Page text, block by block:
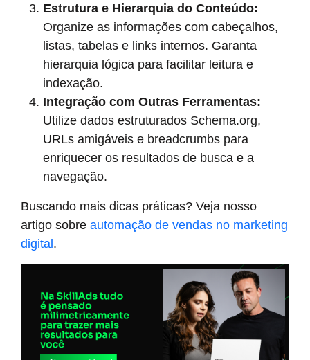
Estrutura e Hierarquia do Conteúdo:
Organize as informações com cabeçalhos,
listas, tabelas e links internos. Garanta
hierarquia lógica para facilitar leitura e
indexação.
Integração com Outras Ferramentas:
Utilize dados estruturados Schema.org,
URLs amigáveis e breadcrumbs para
enriquecer os resultados de busca e a
navegação.
Buscando mais dicas práticas? Veja nosso
artigo sobre automação de vendas no marketing
digital.